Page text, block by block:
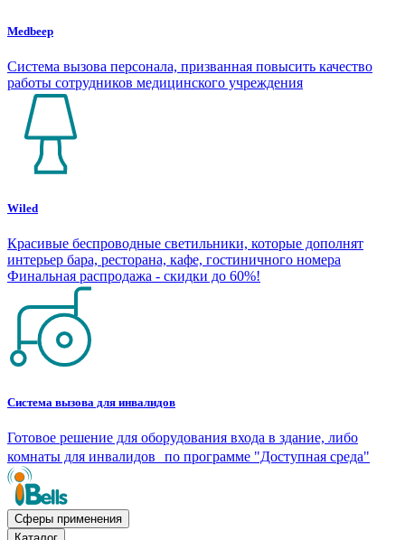
Medbeep
Система вызова персонала, призванная повысить качество
работы сотрудников медицинского учреждения
Wiled
Красивые беспроводные светильники, которые дополнят
интерьер бара, ресторана, кафе, гостиничного номера
Финальная распродажа - скидки до 60%!
Система вызова для инвалидов
Готовое решение для оборудования входа в здание, либо
комнаты для инвалидов по программе "Доступная среда"
Сферы применения